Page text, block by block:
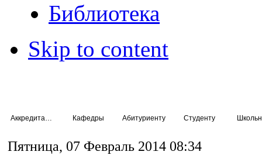
Библиотека
Skip to content
Кафедры Абитуриенту Студенту
Пятница, 07 Февраль 2014 08:34